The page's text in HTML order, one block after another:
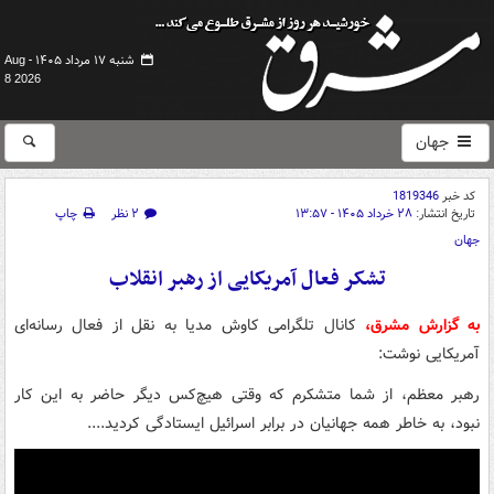
شنبه ۱۷ مرداد ۱۴۰۵ -
Aug
8 2026
جهان
کد خبر1819346
تاریخ انتشار: ۲۸ خرداد ۱۴۰۵ - ۱۳:۵۷ ۲ نظر
چاپ
جهان
تشکر فعال آمریکایی از رهبر انقلاب
به گزارش مشرق، کانال تلگرامی کاوش مدیا به نقل از فعال رسانه‌ای
آمریکایی نوشت:
رهبر معظم، از شما متشکرم که وقتی هیچ‌کس دیگر حاضر به این کار
نبود، به خاطر همه جهانیان در برابر اسرائیل ایستادگی کردید....